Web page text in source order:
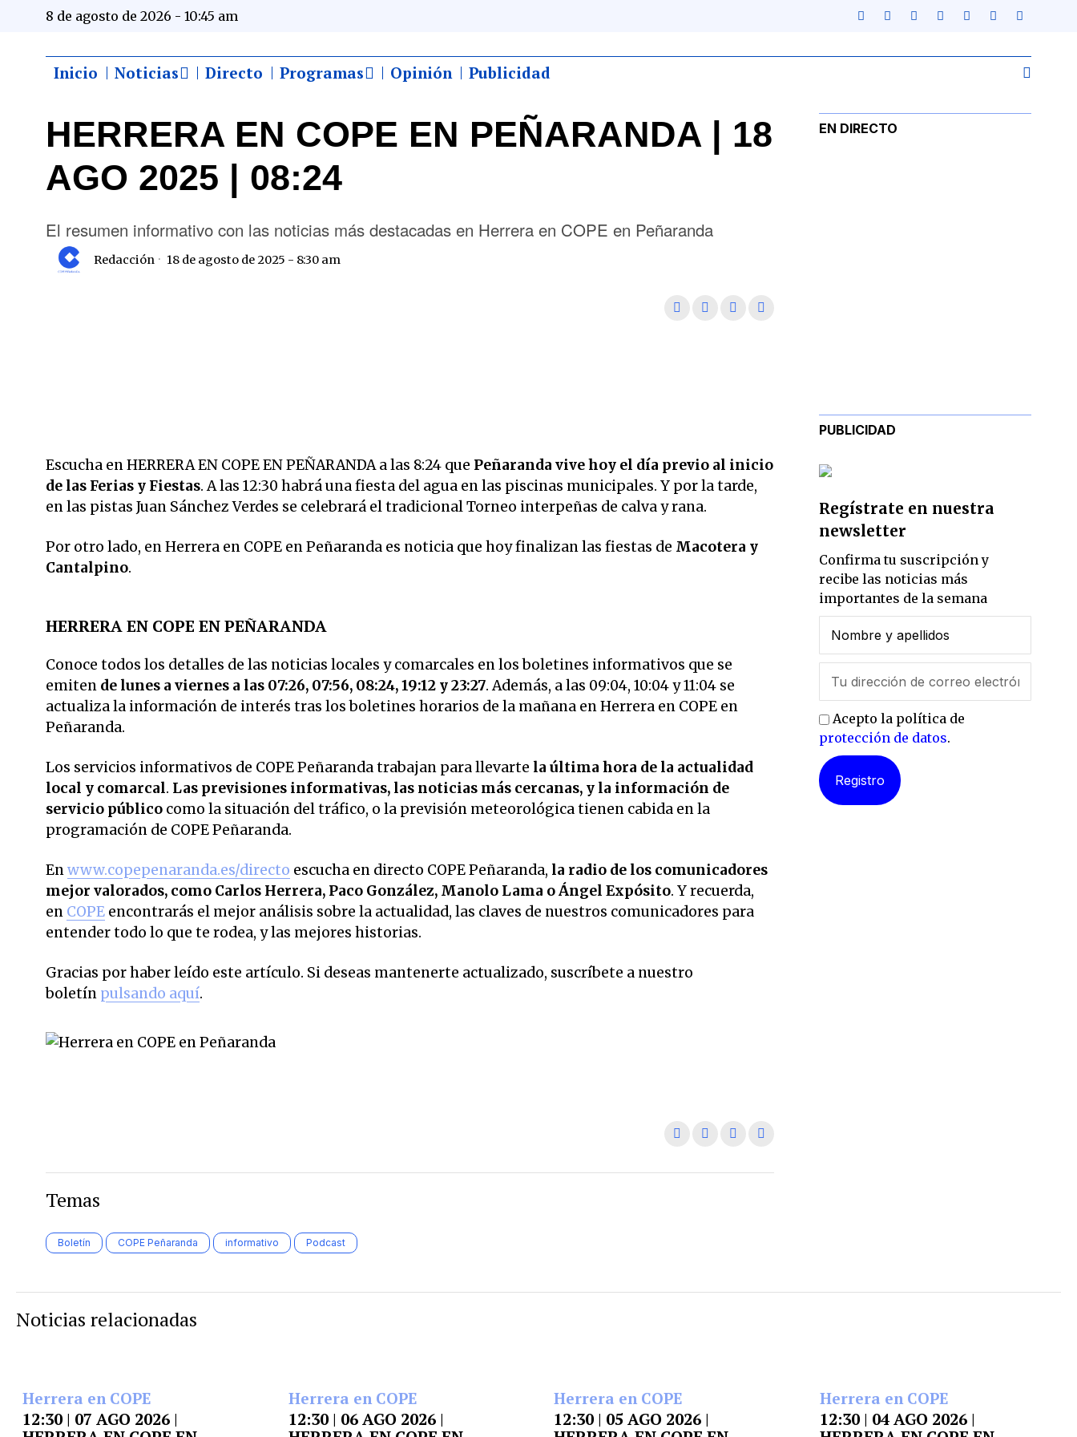
8 de agosto de 2026 - 10:45 am
Inicio Noticias Directo Programas Opinión Publicidad
HERRERA EN COPE EN PEÑARANDA | 18
AGO 2025 | 08:24
El resumen informativo con las noticias más destacadas en Herrera en COPE en Peñaranda
Redacción 18 de agosto de 2025 - 8:30 am
Escucha en HERRERA EN COPE EN PEÑARANDA a las 8:24 que Peñaranda vive hoy el día previo al inicio
de las Ferias y Fiestas. A las 12:30 habrá una fiesta del agua en las piscinas municipales. Y por la tarde,
en las pistas Juan Sánchez Verdes se celebrará el tradicional Torneo interpeñas de calva y rana.
Por otro lado, en Herrera en COPE en Peñaranda es noticia que hoy finalizan las fiestas de Macotera y
Cantalpino.
HERRERA EN COPE EN PEÑARANDA
Conoce todos los detalles de las noticias locales y comarcales en los boletines informativos que se
emiten de lunes a viernes a las 07:26, 07:56, 08:24, 19:12 y 23:27. Además, a las 09:04, 10:04 y 11:04 se
actualiza la información de interés tras los boletines horarios de la mañana en Herrera en COPE en
Peñaranda.
Los servicios informativos de COPE Peñaranda trabajan para llevarte la última hora de la actualidad
local y comarcal. Las previsiones informativas, las noticias más cercanas, y la información de
servicio público como la situación del tráfico, o la previsión meteorológica tienen cabida en la
programación de COPE Peñaranda.
Enwww.copepenaranda.es/directo escucha en directo COPE Peñaranda, la radio de los comunicadores
mejor valorados, como Carlos Herrera, Paco González, Manolo Lama o Ángel Expósito. Y recuerda,
en COPE encontrarás el mejor análisis sobre la actualidad, las claves de nuestros comunicadores para
entender todo lo que te rodea, y las mejores historias.
Gracias por haber leído este artículo. Si deseas mantenerte actualizado, suscríbete a nuestro
boletín pulsando aquí.
Temas
Boletín COPE Peñaranda informativo Podcast
EN DIRECTO
PUBLICIDAD
Regístrate en nuestra
newsletter
Confirma tu suscripción y
recibe las noticias más
importantes de la semana
Acepto la política de
protección de datos.
Noticias relacionadas
Herrera en COPE
12:30 | 07 AGO 2026 |
Herrera en COPE
12:30 | 06 AGO 2026 |
Herrera en COPE
12:30 | 05 AGO 2026 |
Herrera en COPE
12:30 | 04 AGO 2026 |